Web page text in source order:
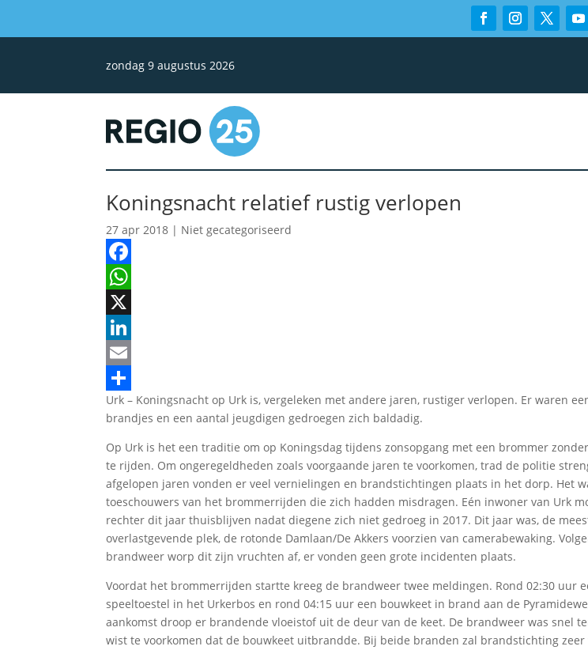
zondag 9 augustus 2026
Koningsnacht relatief rustig verlopen
27 apr 2018 | Niet gecategoriseerd
Facebook
WhatsApp
X
LinkedIn
Email
Delen
Urk – Koningsnacht op Urk is, vergeleken met andere jaren, rustiger verlopen. Er waren
brandjes en een aantal jeugdigen gedroegen zich baldadig.
Op Urk is het een traditie om op Koningsdag tijdens zonsopgang met een brommer
te rijden. Om ongeregeldheden zoals voorgaande jaren te voorkomen, trad de politie
afgelopen jaren vonden er veel vernielingen en brandstichtingen plaats in het dorp. Het
toeschouwers van het brommerrijden die zich hadden misdragen. Eén inwoner van Urk
rechter dit jaar thuisblijven nadat diegene zich niet gedroeg in 2017. Dit jaar was, de
overlastgevende plek, de rotonde Damlaan/De Akkers voorzien van camerabewaking.
brandweer worp dit zijn vruchten af, er vonden geen grote incidenten plaats.
Voordat het brommerrijden startte kreeg de brandweer twee meldingen. Rond 02:30 uur
speeltoestel in het Urkerbos en rond 04:15 uur een bouwkeet in brand aan de
aankomst droop er brandende vloeistof uit de deur van de keet. De brandweer was snel
wist te voorkomen dat de bouwkeet uitbrandde. Bij beide branden zal brandstichting